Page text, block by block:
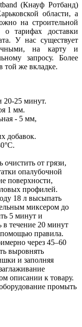
(Кнауф Ротбанд)
области, а
на строительной
о тарифах доставки
У нас существует
на карту и
запросу. Более
той же вкладке.
20-25 минут.
1 мм.
- 5 мм,
добавок.
очистить от грязи,
опалубочной
поверхности,
профилей.
18 л высыпать
миксером до
5 минут и
течение 20 минут
помощью правила.
через 45–60
выровнять
и заполняя
описании к товару.
промыть